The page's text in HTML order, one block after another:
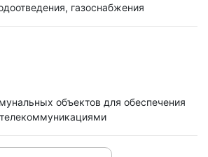
газоснабжения
объектов для обеспечения